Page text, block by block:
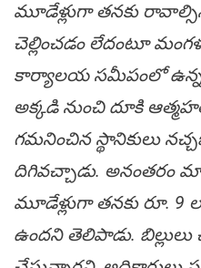
మూడేళ్లుగా త‌న‌కు
చెల్లించ‌డం లేదంటూ
కార్యాల‌య స‌మీపంలో ఉన్న
అక్క‌డి నుంచి దూకి
గ‌మ‌నించిన స్థానికులు
దిగివ‌చ్చాడు. అనంత‌రం
మూడేళ్లుగా త‌న‌కు రూ. 9
ఉంద‌ని తెలిపాడు.